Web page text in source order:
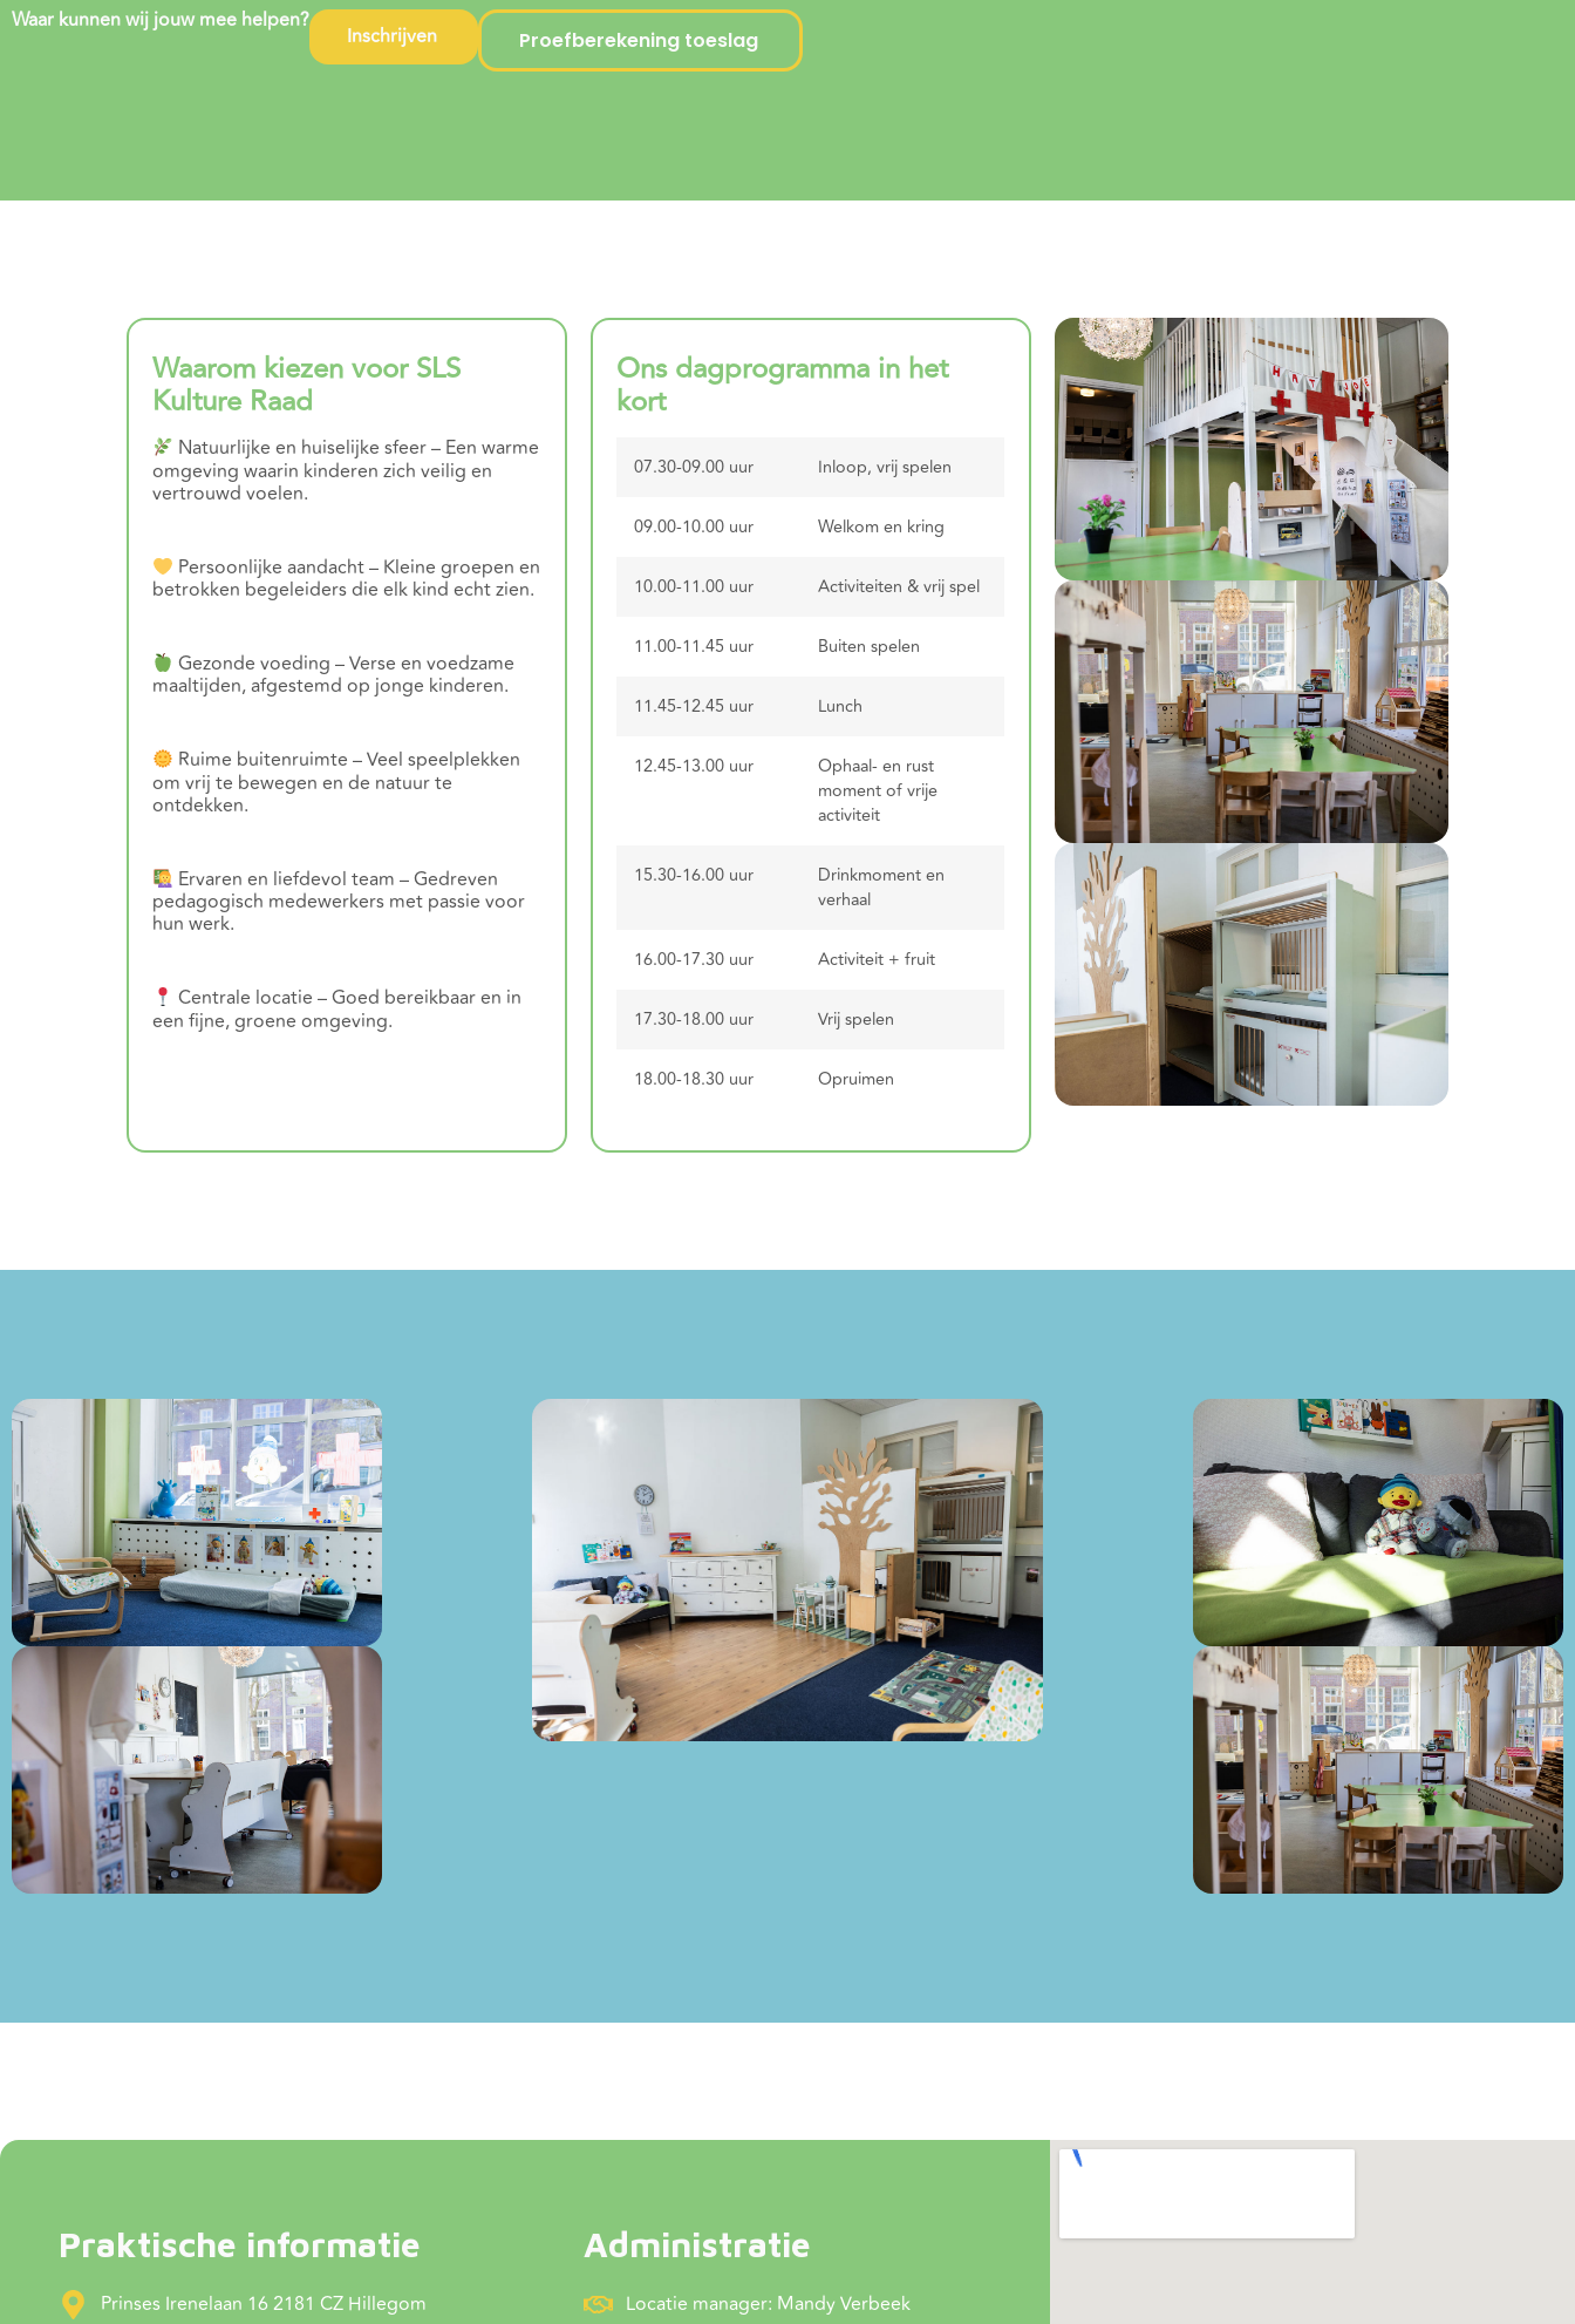
Waar kunnen wij jouw mee helpen?
Inschrijven Proefberekening toeslag
Waarom kiezen voor SLS
Kulture Raad
Natuurlijke en huiselijke sfeer – Een warme
omgeving waarin kinderen zich veilig en
vertrouwd voelen.
Persoonlijke aandacht – Kleine groepen en
betrokken begeleiders die elk kind echt zien.
Gezonde voeding – Verse en voedzame
maaltijden, afgestemd op jonge kinderen.
Ruime buitenruimte – Veel speelplekken
om vrij te bewegen en de natuur te
ontdekken.
Ervaren en liefdevol team – Gedreven
pedagogisch medewerkers met passie voor
hun werk.
Centrale locatie – Goed bereikbaar en in
een fijne, groene omgeving.
Ons dagprogramma in het
kort
07.30-09.00 uur Inloop, vrij spelen
09.00-10.00 uur Welkom en kring
10.00-11.00 uur Activiteiten & vrij spel
11.00-11.45 uur Buiten spelen
11.45-12.45 uur Lunch
12.45-13.00 uur
Ophaal- en rust
moment of vrije
activiteit
15.30-16.00 uur
Drinkmoment en
verhaal
16.00-17.30 uur Activiteit + fruit
17.30-18.00 uur Vrij spelen
18.00-18.30 uur Opruimen
Praktische informatie
Prinses Irenelaan 16 2181 CZ Hillegom
Administratie
Locatie manager: Mandy Verbeek